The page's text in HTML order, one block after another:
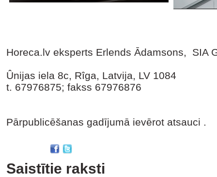
Horeca.lv eksperts Erlends Ādamsons, SIA
Ûnijas iela 8c, Rîga, Latvija, LV 1084
t. 67976875; fakss 67976876
Pārpublicēšanas gadījumā ievērot atsauci .
Saistītie raksti